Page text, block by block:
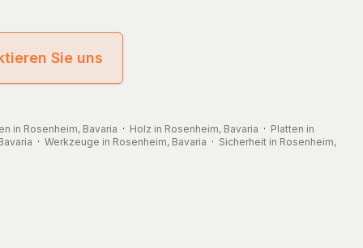
Sie uns
in Rosenheim, Bavaria · Holz in Rosenheim, Bavaria · Platten in
· Werkzeuge in Rosenheim, Bavaria · Sicherheit in Rosenheim,